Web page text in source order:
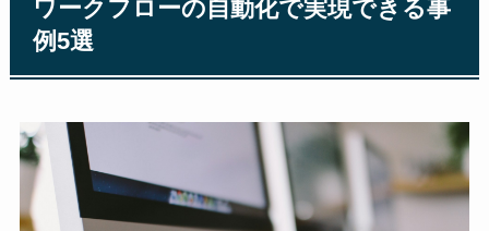
ワークフローの自動化で実現できる事
例5選